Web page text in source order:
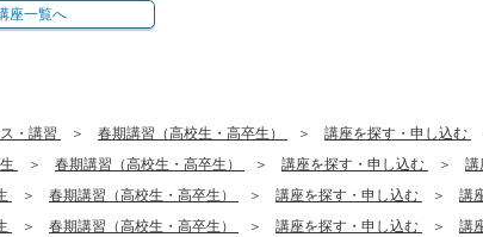
座一覧へ
・講習 春期講習（高校生・高卒生） 講座を探す・申し込む
春期講習（高校生・高卒生） 講座を探す・申し込む 講
春期講習（高校生・高卒生） 講座を探す・申し込む 講
春期講習（高校生・高卒生） 講座を探す・申し込む 講